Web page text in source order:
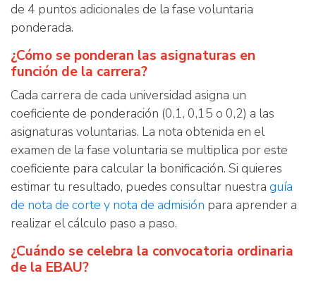
de 4 puntos adicionales de la fase voluntaria
ponderada.
¿Cómo se ponderan las asignaturas en
función de la carrera?
Cada carrera de cada universidad asigna un
coeficiente de ponderación (0,1, 0,15 o 0,2) a las
asignaturas voluntarias. La nota obtenida en el
examen de la fase voluntaria se multiplica por este
coeficiente para calcular la bonificación. Si quieres
estimar tu resultado, puedes consultar nuestra guía
de nota de corte y nota de admisión para aprender a
realizar el cálculo paso a paso.
¿Cuándo se celebra la convocatoria ordinaria
de la EBAU?